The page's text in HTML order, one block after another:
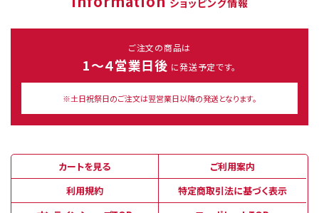
ショッピング情報
ご注文の商品は
1～４営業日後 に発送予定です。
※土日祝祭日のご注文は翌営業日以降の発送となります。
カートを見る
ご利用案内
利用規約
特定商取引法に基づく表示